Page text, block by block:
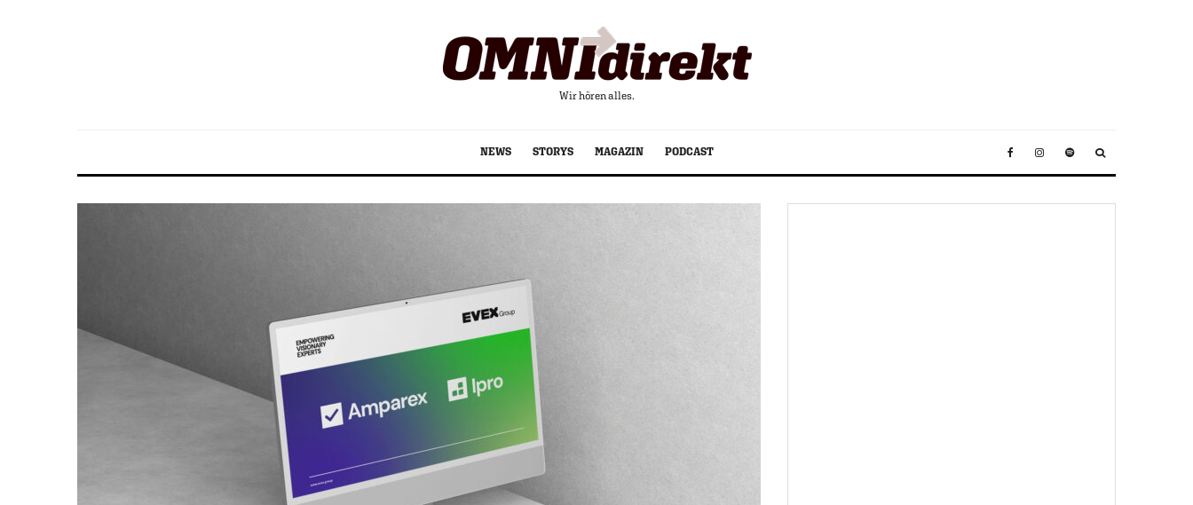
Wir hören alles.
NEWS STORYS MAGAZIN PODCAST